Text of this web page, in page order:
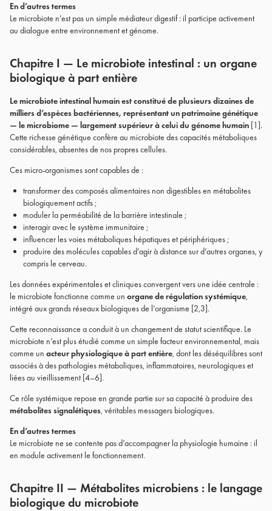
En d’autres termes
Le microbiote n’est pas un simple médiateur digestif : il participe activement
au dialogue entre environnement et génome.
Chapitre I — Le microbiote intestinal : un organe
biologique à part entière
Le microbiote intestinal humain est constitué de plusieurs dizaines de
milliers d’espèces bactériennes, représentant un patrimoine génétique
— le microbiome — largement supérieur à celui du génome humain [1].
Cette richesse génétique confère au microbiote des capacités métaboliques
considérables, absentes de nos propres cellules.
Ces micro-organismes sont capables de :
transformer des composés alimentaires non digestibles en métabolites
biologiquement actifs ;
moduler la perméabilité de la barrière intestinale ;
interagir avec le système immunitaire ;
influencer les voies métaboliques hépatiques et périphériques ;
produire des molécules capables d’agir à distance sur d’autres organes, y
compris le cerveau.
Les données expérimentales et cliniques convergent vers une idée centrale :
le microbiote fonctionne comme un organe de régulation systémique,
intégré aux grands réseaux biologiques de l’organisme [2,3].
Cette reconnaissance a conduit à un changement de statut scientifique. Le
microbiote n’est plus étudié comme un simple facteur environnemental, mais
comme un acteur physiologique à part entière, dont les déséquilibres sont
associés à des pathologies métaboliques, inflammatoires, neurologiques et
liées au vieillissement [4–6].
Ce rôle systémique repose en grande partie sur sa capacité à produire des
métabolites signalétiques, véritables messagers biologiques.
En d’autres termes
Le microbiote ne se contente pas d’accompagner la physiologie humaine : il
en module activement le fonctionnement.
Chapitre II — Métabolites microbiens : le langage
biologique du microbiote